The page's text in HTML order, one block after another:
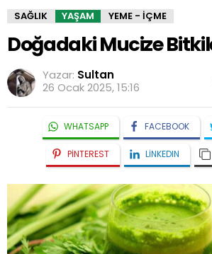
SAĞLIK YAŞAM YEME - İÇME
Doğadaki Mucize
Yazar: Sultan
26 Ocak 2025, 15:16
WHATSAPP FACEBOOK
PINTEREST LINKEDIN